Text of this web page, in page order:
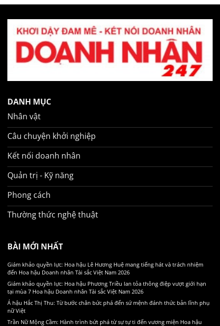
DANH MỤC
Nhân vật
Câu chuyện khởi nghiệp
Kết nối doanh nhân
Quản trị - Kỹ năng
Phong cách
Thường thức nghệ thuật
BÀI MỚI NHẤT
Giám khảo quyền lực: Hoa hậu Lê Hương Huệ mang tiếng hát và trách nhiệm
đến Hoa hậu Doanh nhân Tài sắc Việt Nam 2026
Giám khảo quyền lực: Hoa hậu Phương Triều lan tỏa thông điệp vượt giới hạn
tại mùa 7 Hoa hậu Doanh nhân Tài sắc Việt Nam 2026
Á hậu Hắc Thị Thu: Từ bước chân bức phá đến sứ mệnh đánh thức bản lĩnh phụ
nữ Việt
Trần Nữ Mộng Cầm: Hành trình bứt phá từ sự tự ti đến vương miện Hoa hậu